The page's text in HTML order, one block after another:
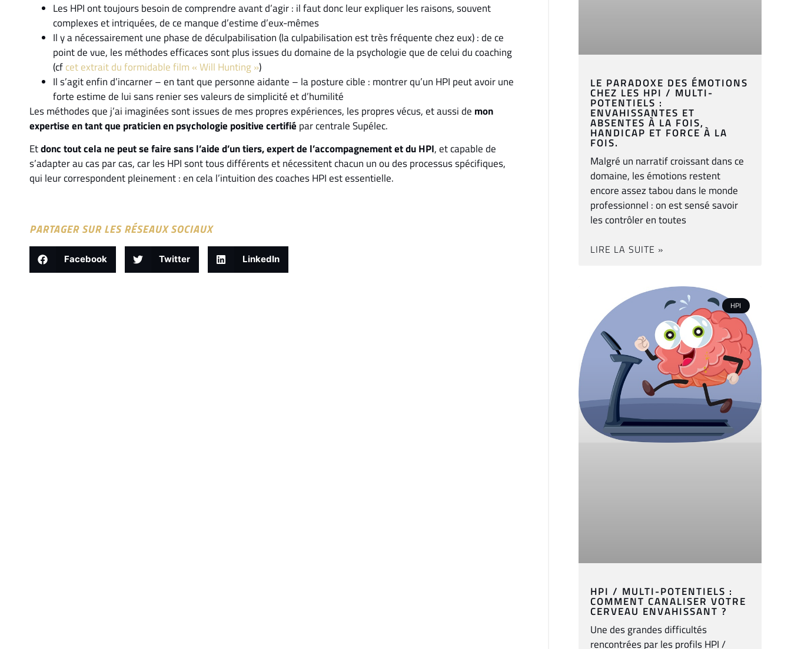
Les HPI ont toujours besoin de comprendre avant d’agir : il faut donc leur expliquer les raisons, souvent
complexes et intriquées, de ce manque d’estime d’eux-mêmes
Il y a nécessairement une phase de déculpabilisation (la culpabilisation est très fréquente chez eux) : de ce
point de vue, les méthodes efficaces sont plus issues du domaine de la psychologie que de celui du coaching
(cfcet extrait du formidable film « Will Hunting »)
Il s’agit enfin d’incarner – en tant que personne aidante – la posture cible : montrer qu’un HPI peut avoir une
forte estime de lui sans renier ses valeurs de simplicité et d’humilité
Les méthodes que j’ai imaginées sont issues de mes propres expériences, les propres vécus, et aussi de mon
expertise en tant que praticien en psychologie positive certifié par centrale Supélec.
Etdonc tout cela ne peut se faire sans l’aide d’un tiers, expert de l’accompagnement et du HPI, et capable de
s’adapter au cas par cas, car les HPI sont tous différents et nécessitent chacun un ou des processus spécifiques,
qui leur correspondent pleinement : en cela l’intuition des coaches HPI est essentielle.
PARTAGER SUR LES RÉSEAUX SOCIAUX
Facebook Twitter LinkedIn
LE PARADOXE DES ÉMOTIONS
CHEZ LES HPI / MULTI-
POTENTIELS :
ENVAHISSANTES ET
ABSENTES À LA FOIS,
HANDICAP ET FORCE À LA
FOIS.
Malgré un narratif croissant dans ce
domaine, les émotions restent
encore assez tabou dans le monde
professionnel : on est sensé savoir
les contrôler en toutes
LIRE LA SUITE »
HPI
HPI / MULTI-POTENTIELS :
COMMENT CANALISER VOTRE
CERVEAU ENVAHISSANT ?
Une des grandes difficultés
rencontrées par les profils HPI /